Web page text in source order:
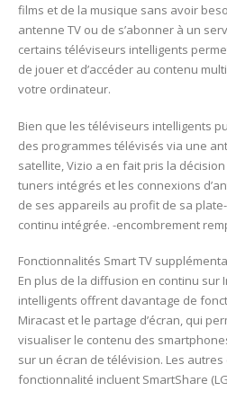
films et de la musique sans avoir
antenne TV ou de s’abonner à un
certains téléviseurs intelligents
de jouer et d’accéder au contenu
votre ordinateur.
Bien que les téléviseurs intelligents
des programmes télévisés via une
satellite, Vizio a en fait pris la
tuners intégrés et les connexions
de ses appareils au profit de sa
continu intégrée. -encombrement
Fonctionnalités Smart TV
En plus de la diffusion en continu sur
intelligents offrent davantage de
Miracast et le partage d’écran, qui
visualiser le contenu des
sur un écran de télévision. Les
fonctionnalité incluent SmartShare